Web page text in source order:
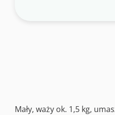
Mały, waży ok. 1,5 kg,